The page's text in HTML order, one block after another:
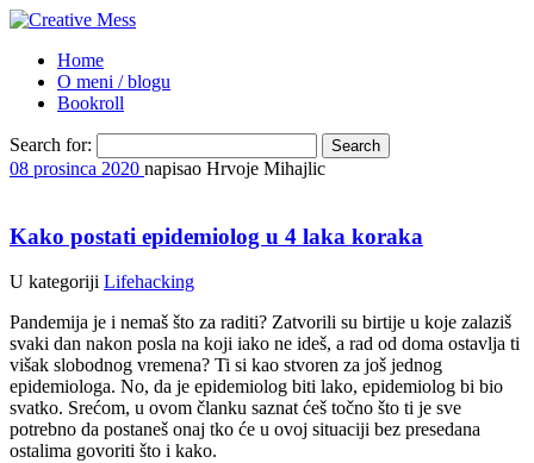
Home
O meni / blogu
Bookroll
Search for:
08 prosinca 2020 napisao Hrvoje Mihajlic
Kako postati epidemiolog u 4 laka koraka
U kategoriji Lifehacking
Pandemija je i nemaš što za raditi? Zatvorili su birtije u koje zalaziš
svaki dan nakon posla na koji iako ne ideš, a rad od doma ostavlja ti
višak slobodnog vremena? Ti si kao stvoren za još jednog
epidemiologa. No, da je epidemiolog biti lako, epidemiolog bi bio
svatko. Srećom, u ovom članku saznat ćeš točno što ti je sve
potrebno da postaneš onaj tko će u ovoj situaciji bez presedana
ostalima govoriti što i kako.